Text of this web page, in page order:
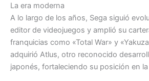
La era moderna
A lo largo de los años, Sega siguió
editor de videojuegos y amplió su
franquicias como «Total War» y
adquirió Atlus, otro reconocido
japonés, fortaleciendo su posición en